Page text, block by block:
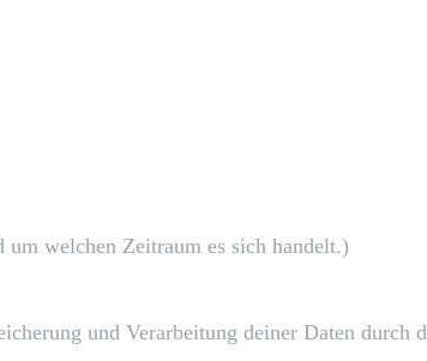
welchen Zeitraum es sich handelt.)
und Verarbeitung deiner Daten durch